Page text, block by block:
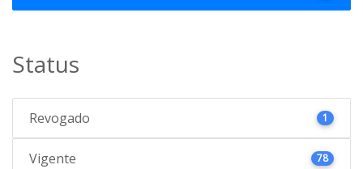
Status
Revogado 1
Vigente 78